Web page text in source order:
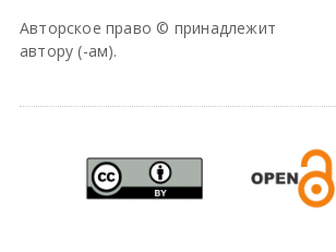
Авторское право © принадлежит
автору (-ам).